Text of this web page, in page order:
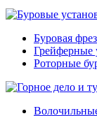
Буровая
Грейферные
Роторные